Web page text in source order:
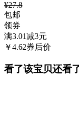
¥27.8
包邮
领券
满3.01减3元
￥4.62券后价
看了该宝贝还看